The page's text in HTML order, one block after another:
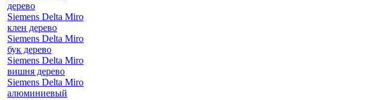
дерево
Siemens Delta Miro
клен дерево
Siemens Delta Miro
бук дерево
Siemens Delta Miro
вишня дерево
Siemens Delta Miro
алюминиевый